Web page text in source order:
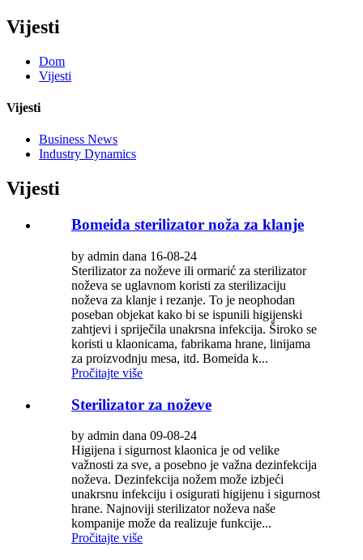
Vijesti
Dom
Vijesti
Vijesti
Business News
Industry Dynamics
Vijesti
Bomeida sterilizator noža za klanje
by admin dana 16-08-24
Sterilizator za noževe ili ormarić za sterilizator
noževa se uglavnom koristi za sterilizaciju
noževa za klanje i rezanje. To je neophodan
poseban objekat kako bi se ispunili higijenski
zahtjevi i spriječila unakrsna infekcija. Široko se
koristi u klaonicama, fabrikama hrane, linijama
za proizvodnju mesa, itd. Bomeida k...
Pročitajte više
Sterilizator za noževe
by admin dana 09-08-24
Higijena i sigurnost klaonica je od velike
važnosti za sve, a posebno je važna dezinfekcija
noževa. Dezinfekcija nožem može izbjeći
unakrsnu infekciju i osigurati higijenu i sigurnost
hrane. Najnoviji sterilizator noževa naše
kompanije može da realizuje funkcije...
Pročitajte više